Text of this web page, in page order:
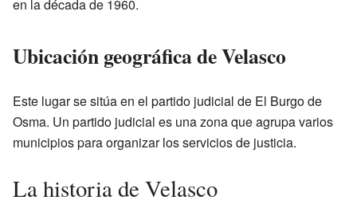
en la década de 1960.
Ubicación geográfica de Velasco
Este lugar se sitúa en el partido judicial de El Burgo de
Osma. Un partido judicial es una zona que agrupa varios
municipios para organizar los servicios de justicia.
La historia de Velasco